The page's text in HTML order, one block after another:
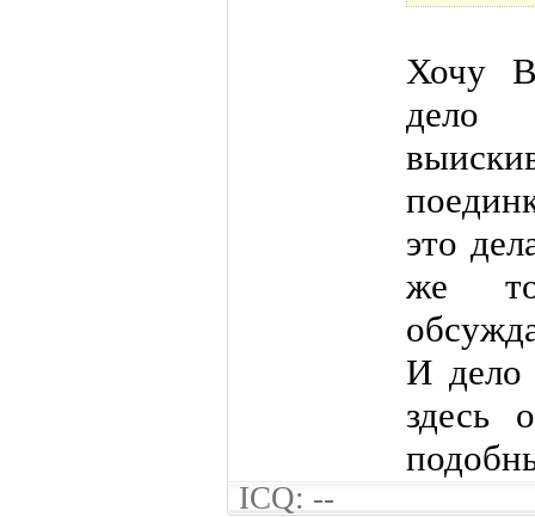
Хочу
дело
это
же
И дело
здесь
ICQ: --